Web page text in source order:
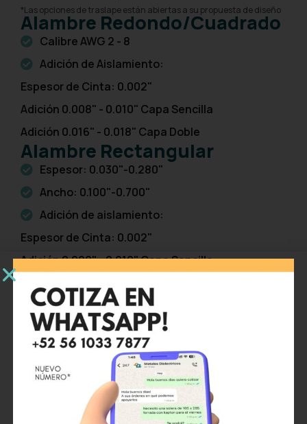
*Las opciones de traslape están abiertas a su propuesta de diseño
Alambre Redondo/Cuadrado
Calibre AWG 2 - 8
Adición de Aislamiento:
Espesor de Cinta: 0.002"
Adición 0.008" - 0.010" Capa Sencilla
Adición 0.016" - 0.018" Capa Doble
Alambre Rectangular
Espesor: 0.030"-0.280"
Ancho: 0.100"-0.700"
Adición de aislamiento:
Espesor de Cinta: 0.002"
Adición 0.008" - 0.010" Capa Sencilla
Normas
MW 60-A
MW 60-C
MW 61-A